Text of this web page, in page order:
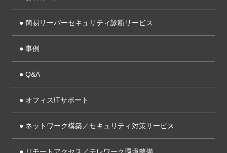
● 簡易サーバーセキュリティ診断サービス
● 事例
● Q&A
● オフィスITサポート
● ネットワーク構築／セキュリティ対策サービス
● リモートアクセス／テレワーク環境整備